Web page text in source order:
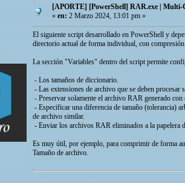
[APORTE] [PowerShell] RAR.exe | Multi-
«en:2 Marzo 2024, 13:01 pm »
El siguiente script desarrollado en PowerShell y
directorio actual de forma individual, con
La sección "Variables" dentro del script permite
- Los tamaños de diccionario.
- Las extensiones de archivo que se deben procesar
- Preservar solamente el archivo RAR generado
- Especificar una diferencia de tamaño (tolerancia)
de archivo similar.
- Enviar los archivos RAR eliminados a la papelera
Es muy útil, por ejemplo, para comprimir de forma
Tamaño de archivo.